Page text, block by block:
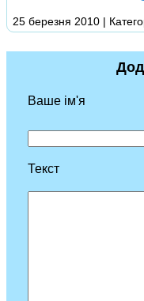
25 березня 2010 |
Ваше ім'я
Текст